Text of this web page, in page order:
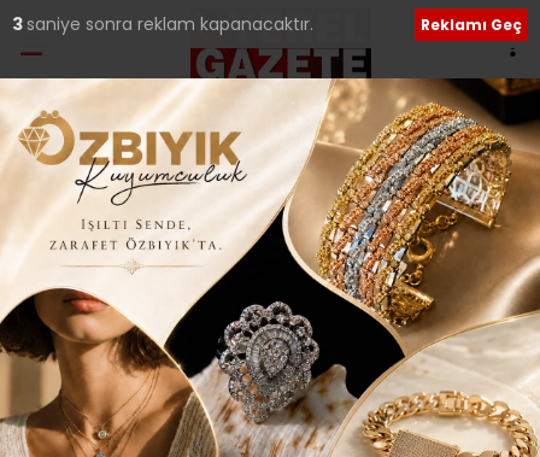
Ana Sayfa›Siyaset
“Asıl önemli olan seçimi
kazanmak ve halkın
iktidarını kurmak..”
2 saniye sonra reklam kapanacaktır. Reklamı Geç